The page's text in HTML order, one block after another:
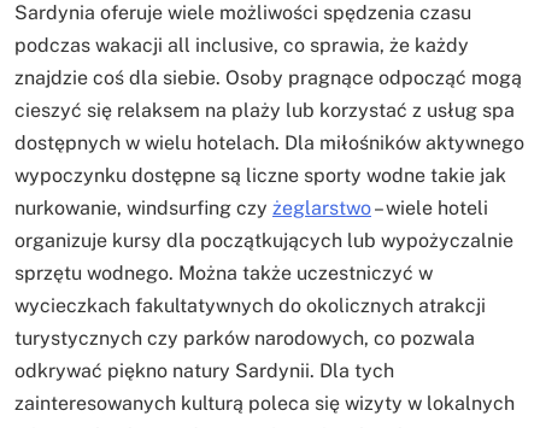
Sardynia oferuje wiele możliwości spędzenia czasu
podczas wakacji all inclusive, co sprawia, że każdy
znajdzie coś dla siebie. Osoby pragnące odpocząć mogą
cieszyć się relaksem na plaży lub korzystać z usług spa
dostępnych w wielu hotelach. Dla miłośników aktywnego
wypoczynku dostępne są liczne sporty wodne takie jak
nurkowanie, windsurfing czy żeglarstwo– wiele hoteli
organizuje kursy dla początkujących lub wypożyczalnie
sprzętu wodnego. Można także uczestniczyć w
wycieczkach fakultatywnych do okolicznych atrakcji
turystycznych czy parków narodowych, co pozwala
odkrywać piękno natury Sardynii. Dla tych
zainteresowanych kulturą poleca się wizyty w lokalnych